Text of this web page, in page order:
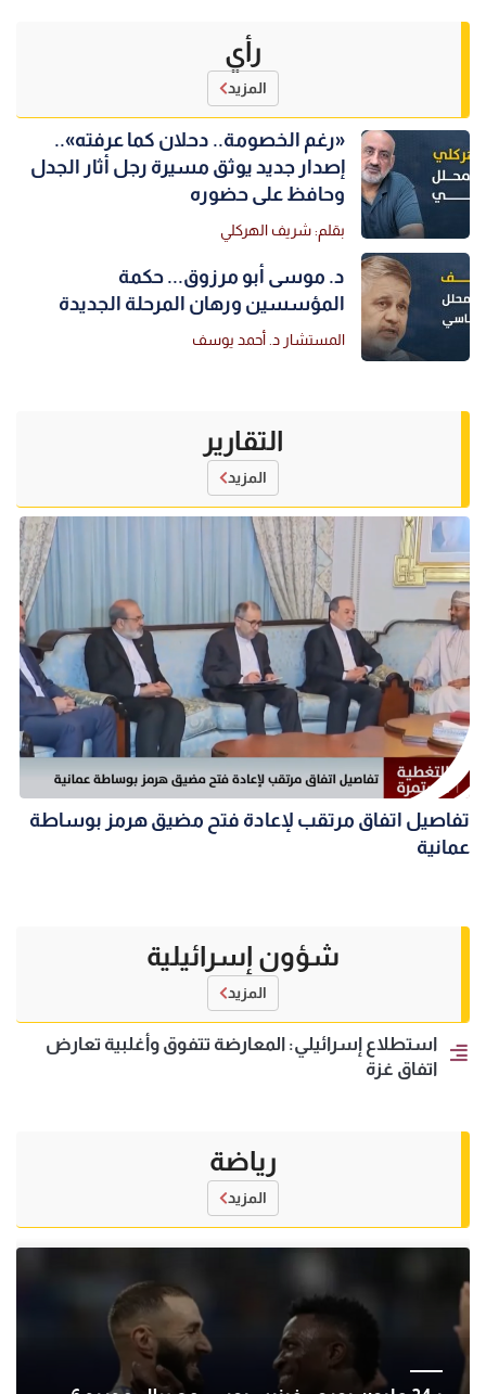
رأي
المزيد
«رغم الخصومة.. دحلان كما عرفته»..
إصدار جديد يوثق مسيرة رجل أثار الجدل
وحافظ على حضوره
بقلم: شريف الهركلي
د. موسى أبو مرزوق... حكمة
المؤسسين ورهان المرحلة الجديدة
المستشار د. أحمد يوسف
التقارير
المزيد
تفاصيل اتفاق مرتقب لإعادة فتح مضيق هرمز بوساطة
عمانية
شؤون إسرائيلية
المزيد
استطلاع إسرائيلي: المعارضة تتفوق وأغلبية تعارض
اتفاق غزة
رياضة
المزيد